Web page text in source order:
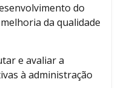
do
da qualidade
e avaliar a
à administração